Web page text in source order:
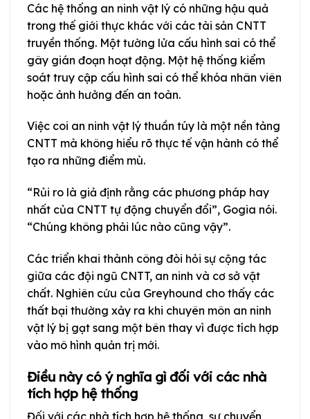
Các hệ thống an ninh vật lý có những hậu quả
trong thế giới thực khác với các tài sản CNTT
truyền thống. Một tường lửa cấu hình sai có thể
gây gián đoạn hoạt động. Một hệ thống kiểm
soát truy cập cấu hình sai có thể khóa nhân viên
hoặc ảnh hưởng đến an toàn.
Việc coi an ninh vật lý thuần túy là một nền tảng
CNTT mà không hiểu rõ thực tế vận hành có thể
tạo ra những điểm mù.
“Rủi ro là giả định rằng các phương pháp hay
nhất của CNTT tự động chuyển đổi”, Gogia nói.
“Chúng không phải lúc nào cũng vậy”.
Các triển khai thành công đòi hỏi sự cộng tác
giữa các đội ngũ CNTT, an ninh và cơ sở vật
chất. Nghiên cứu của Greyhound cho thấy các
thất bại thường xảy ra khi chuyên môn an ninh
vật lý bị gạt sang một bên thay vì được tích hợp
vào mô hình quản trị mới.
Điều này có ý nghĩa gì đối với các nhà
tích hợp hệ thống